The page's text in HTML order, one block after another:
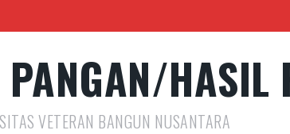
HASIL
VETERAN BANGUN NUSANTARA